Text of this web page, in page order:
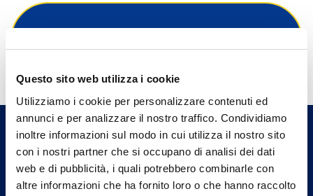
Questo sito web utilizza i cookie
Utilizziamo i cookie per personalizzare contenuti ed
annunci e per analizzare il nostro traffico. Condividiamo
inoltre informazioni sul modo in cui utilizza il nostro sito
con i nostri partner che si occupano di analisi dei dati
web e di pubblicità, i quali potrebbero combinarle con
altre informazioni che ha fornito loro o che hanno raccolto
Hai bisogno di
informazioni?
Trova l'Agenzia più vicina a te e parla con
un nostro Agente.
Contattaci